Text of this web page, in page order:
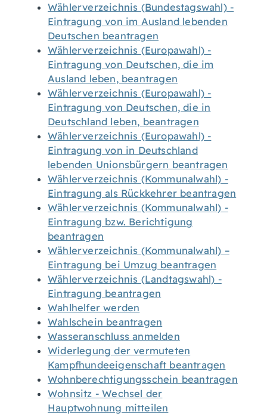
Wählerverzeichnis (Bundestagswahl) -
Eintragung von im Ausland lebenden
Deutschen beantragen
Wählerverzeichnis (Europawahl) -
Eintragung von Deutschen, die im
Ausland leben, beantragen
Wählerverzeichnis (Europawahl) -
Eintragung von Deutschen, die in
Deutschland leben, beantragen
Wählerverzeichnis (Europawahl) -
Eintragung von in Deutschland
lebenden Unionsbürgern beantragen
Wählerverzeichnis (Kommunalwahl) -
Eintragung als Rückkehrer beantragen
Wählerverzeichnis (Kommunalwahl) -
Eintragung bzw. Berichtigung
beantragen
Wählerverzeichnis (Kommunalwahl) –
Eintragung bei Umzug beantragen
Wählerverzeichnis (Landtagswahl) -
Eintragung beantragen
Wahlhelfer werden
Wahlschein beantragen
Wasseranschluss anmelden
Widerlegung der vermuteten
Kampfhundeeigenschaft beantragen
Wohnberechtigungsschein beantragen
Wohnsitz - Wechsel der
Hauptwohnung mitteilen